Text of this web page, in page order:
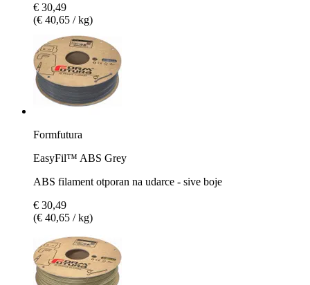
€ 30,49
(€ 40,65 / kg)
Formfutura
EasyFil™ ABS Grey
ABS filament otporan na udarce - sive boje
€ 30,49
(€ 40,65 / kg)